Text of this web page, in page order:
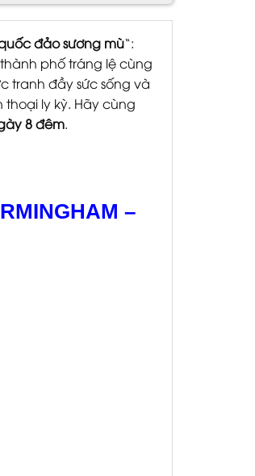
đảo sương mù“:
phố tráng lệ cùng
tranh đầy sức sống và
ly kỳ. Hãy cùng
8 đêm.
–